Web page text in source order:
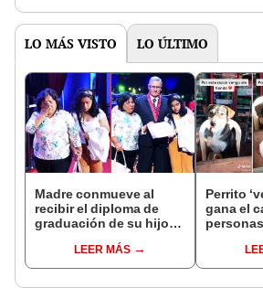
LO MÁS VISTO LO ÚLTIMO
Madre conmueve al
recibir el diploma de
graduación de su hijo
en la UNMSM: “Lo
lograste”
LEER MÁS
Perrito
gana el